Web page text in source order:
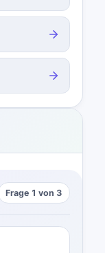
Frage 1 von 3